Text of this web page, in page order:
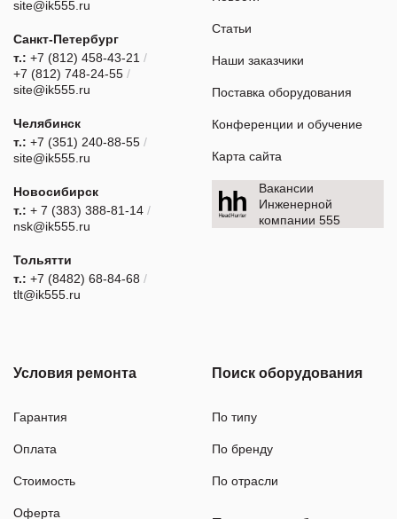
site@ik555.ru
Санкт-Петербург
т.: +7 (812) 458-43-21 /
+7 (812) 748-24-55 /
site@ik555.ru
Челябинск
т.: +7 (351) 240-88-55 /
site@ik555.ru
Новосибирск
т.: + 7 (383) 388-81-14 /
nsk@ik555.ru
Тольятти
т.: +7 (8482) 68-84-68 /
tlt@ik555.ru
Статьи
Наши заказчики
Поставка оборудования
Конференции и обучение
Карта сайта
Вакансии
Инженерной
компании 555
Условия ремонта
Гарантия
Оплата
Стоимость
Оферта
Поиск оборудования
По типу
По бренду
По отрасли